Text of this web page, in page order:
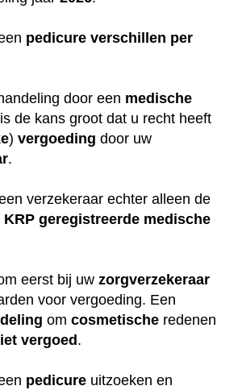
pedicure verschillen per
door een medische
de kans groot dat u recht heeft
) vergoeding door uw
.
verzekeraar echter alleen de
KRP geregistreerde medische
eerst bij uw zorgverzekeraar
voor vergoeding. Een
om cosmetische redenen
vergoed .
pedicure uitzoeken en